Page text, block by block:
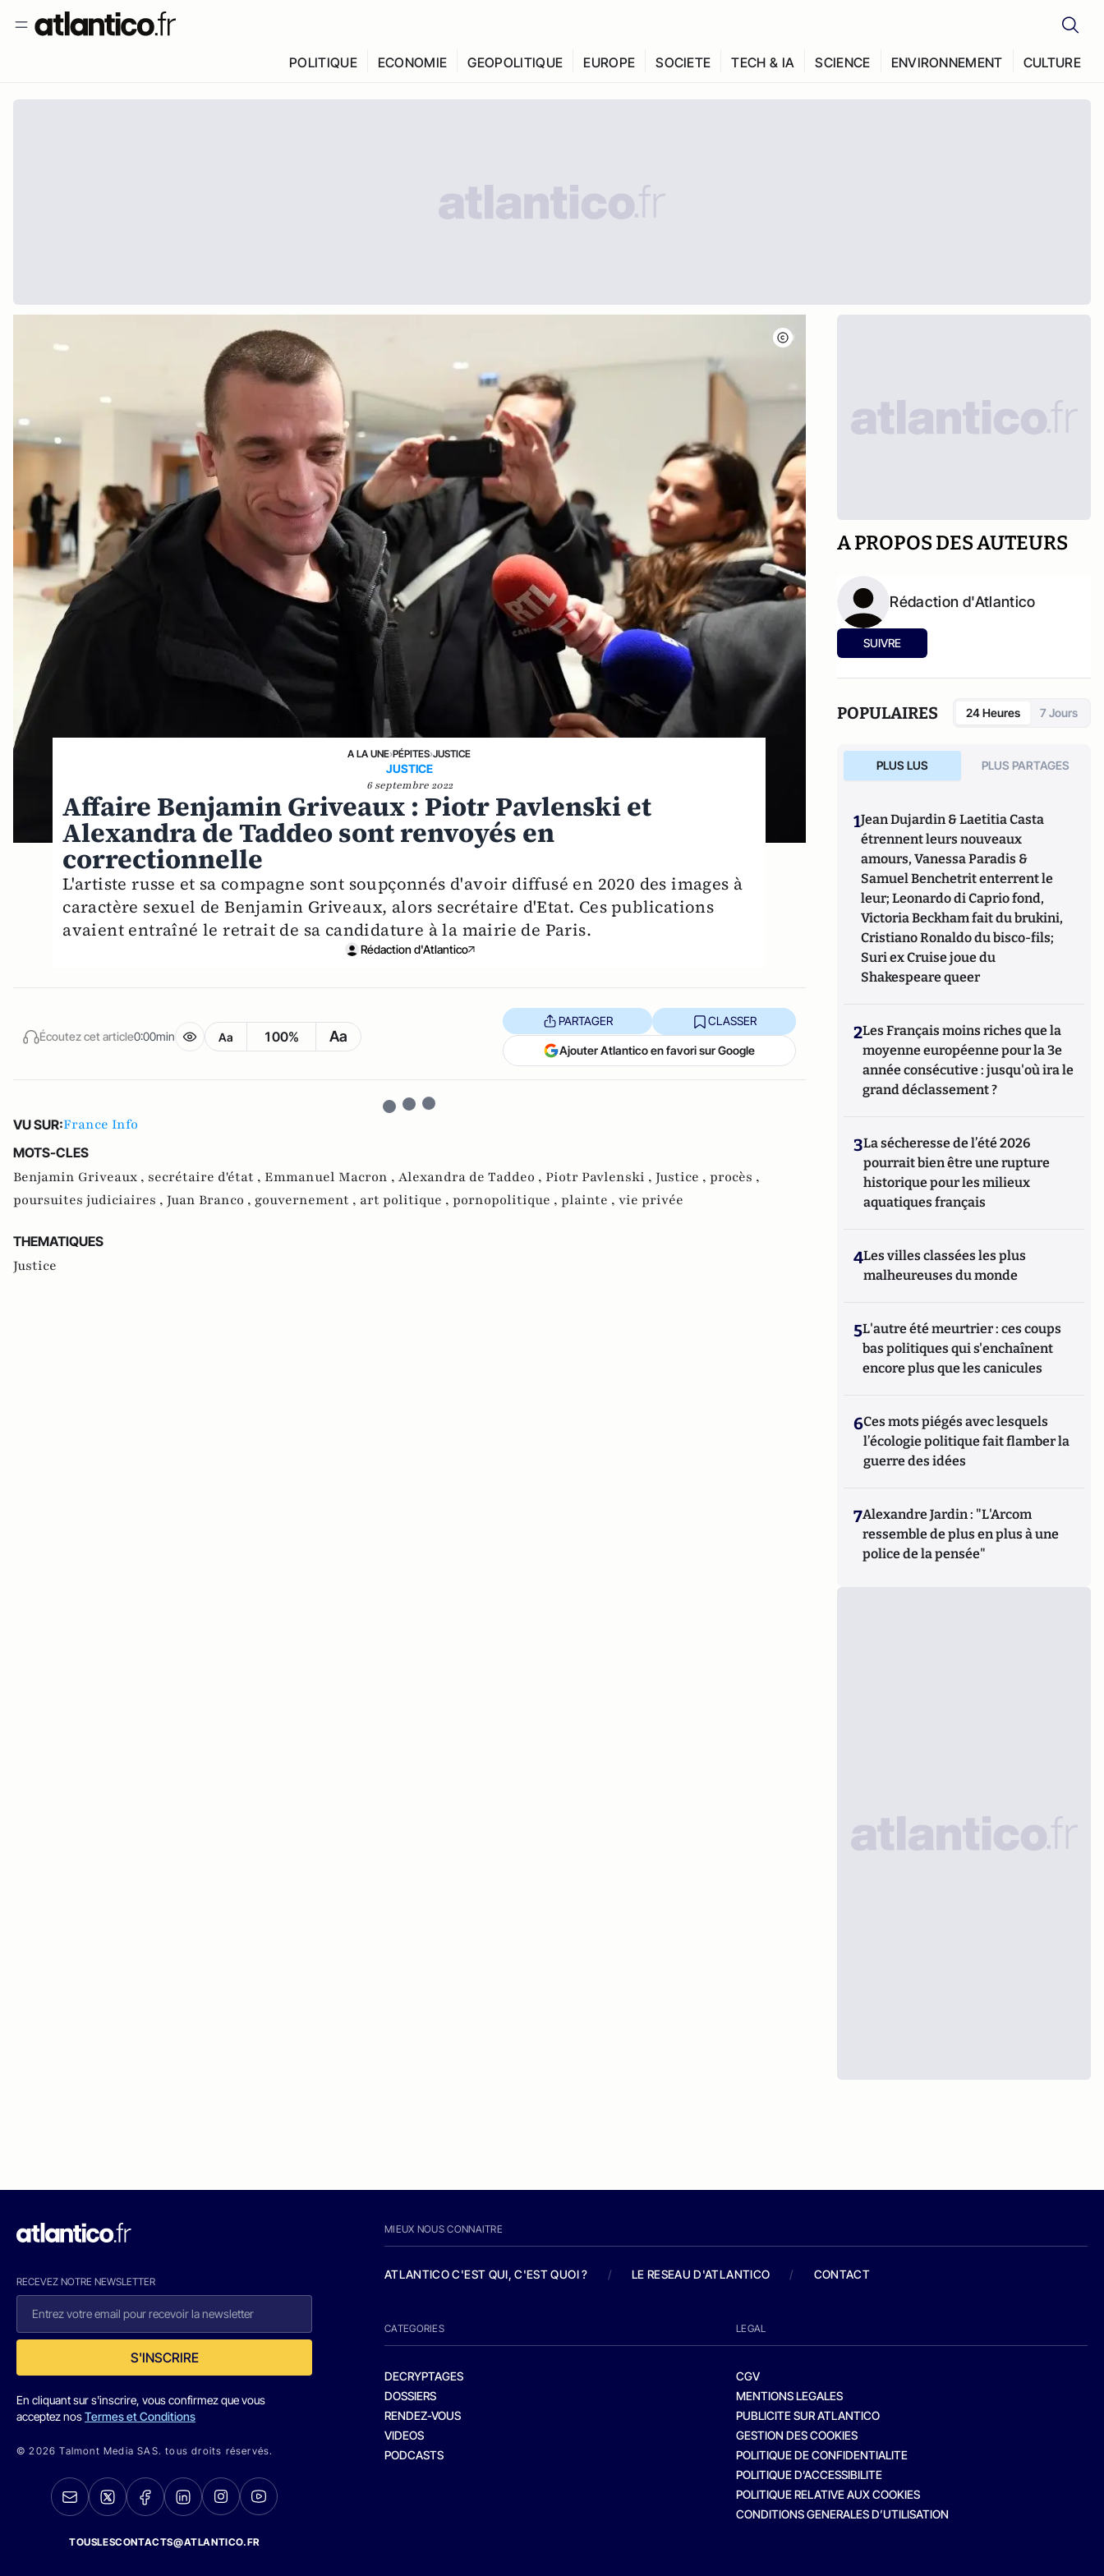
POLITIQUE ECONOMIE GEOPOLITIQUE EUROPE SOCIETE TECH & IA SCIENCE ENVIRONNEMENT CULTURE
A LA UNE›PÉPITES›JUSTICE
JUSTICE
6 septembre 2022
Affaire Benjamin Griveaux : Piotr Pavlenski et
Alexandra de Taddeo sont renvoyés en
correctionnelle
L'artiste russe et sa compagne sont soupçonnés d'avoir diffusé en 2020 des images à
caractère sexuel de Benjamin Griveaux, alors secrétaire d'Etat. Ces publications
avaient entraîné le retrait de sa candidature à la mairie de Paris.
Rédaction d'Atlantico
Écoutez cet article0:00min Aa 100% Aa
PARTAGER CLASSER
Ajouter Atlantico en favori sur Google
VU SUR:France Info
MOTS-CLES
Benjamin Griveaux , secrétaire d'état , Emmanuel Macron , Alexandra de Taddeo , Piotr Pavlenski , Justice , procès ,
poursuites judiciaires , Juan Branco , gouvernement , art politique , pornopolitique , plainte , vie privée
THEMATIQUES
Justice
A PROPOS DES AUTEURS
Rédaction d'Atlantico
SUIVRE
POPULAIRES 24 Heures 7 Jours
PLUS LUS PLUS PARTAGES
1Jean Dujardin & Laetitia Casta
étrennent leurs nouveaux
amours, Vanessa Paradis &
Samuel Benchetrit enterrent le
leur; Leonardo di Caprio fond,
Victoria Beckham fait du brukini,
Cristiano Ronaldo du bisco-fils;
Suri ex Cruise joue du
Shakespeare queer
2Les Français moins riches que la
moyenne européenne pour la 3e
année consécutive : jusqu'où ira le
grand déclassement ?
3La sécheresse de l’été 2026
pourrait bien être une rupture
historique pour les milieux
aquatiques français
4Les villes classées les plus
malheureuses du monde
5L'autre été meurtrier : ces coups
bas politiques qui s'enchaînent
encore plus que les canicules
6Ces mots piégés avec lesquels
l’écologie politique fait flamber la
guerre des idées
7Alexandre Jardin : "L'Arcom
ressemble de plus en plus à une
police de la pensée"
RECEVEZ NOTRE NEWSLETTER
S'INSCRIRE
En cliquant sur s'inscrire, vous confirmez que vous
acceptez nosTermes et Conditions
© 2026 Talmont Media SAS. tous droits réservés.
TOUSLESCONTACTS@ATLANTICO.FR
MIEUX NOUS CONNAITRE
ATLANTICO C'EST QUI, C'EST QUOI ? / LE RESEAU D'ATLANTICO / CONTACT
CATEGORIES
DECRYPTAGES
DOSSIERS
RENDEZ-VOUS
VIDEOS
PODCASTS
LEGAL
CGV
MENTIONS LEGALES
PUBLICITE SUR ATLANTICO
GESTION DES COOKIES
POLITIQUE DE CONFIDENTIALITE
POLITIQUE D’ACCESSIBILITE
POLITIQUE RELATIVE AUX COOKIES
CONDITIONS GENERALES D’UTILISATION